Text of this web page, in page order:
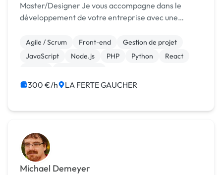
Master/Designer Je vous accompagne dans le
développement de votre entreprise avec une
référence dans votre secteur. Site Web( WordPress,
Shopify, ...
Agile / Scrum Front-end
Gestion de projet
JavaScript
Node.js PHP Python
React
300 €/h LA FERTE GAUCHER
Michael Demeyer